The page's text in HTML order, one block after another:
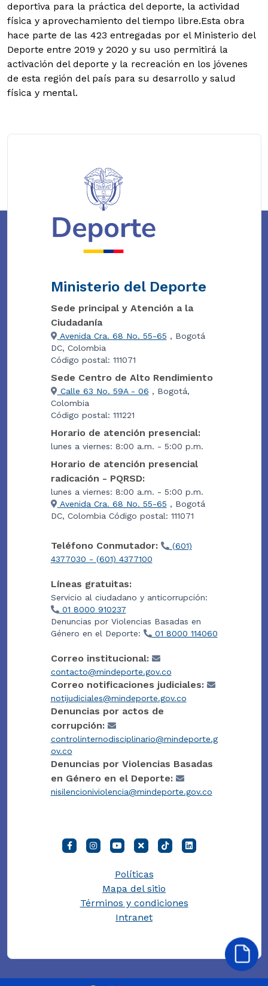
deportiva para la práctica del deporte, la actividad
física y aprovechamiento del tiempo libre.Esta obra
hace parte de las 423 entregadas por el Ministerio del
Deporte entre 2019 y 2020 y su uso permitirá la
activación del deporte y la recreación en los jóvenes
de esta región del país para su desarrollo y salud
física y mental.
Ministerio del Deporte
Sede principal y Atención a la
Ciudadanía
Avenida Cra. 68 No. 55-65 , Bogotá
DC, Colombia
Código postal: 111071
Sede Centro de Alto Rendimiento
Calle 63 No. 59A - 06 , Bogotá,
Colombia
Código postal: 111221
Horario de atención presencial:
lunes a viernes: 8:00 a.m. - 5:00 p.m.
Horario de atención presencial
radicación - PQRSD:
lunes a viernes: 8:00 a.m. - 5:00 p.m.
Avenida Cra. 68 No. 55-65 , Bogotá
DC, Colombia Código postal: 111071
Teléfono Conmutador:
(601)
4377030 - (601) 4377100
Líneas gratuitas:
Servicio al ciudadano y anticorrupción:
01 8000 910237
Denuncias por Violencias Basadas en
Género en el Deporte:
01 8000 114060
Correo institucional:
contacto@mindeporte.gov.co
Correo notificaciones judiciales:
notijudiciales@mindeporte.gov.co
Denuncias por actos de
corrupción:
controlinternodisciplinario@mindeporte.g
ov.co
Denuncias por Violencias Basadas
en Género en el Deporte:
nisilencioniviolencia@mindeporte.gov.co
Políticas
Mapa del sitio
Términos y condiciones
Intranet